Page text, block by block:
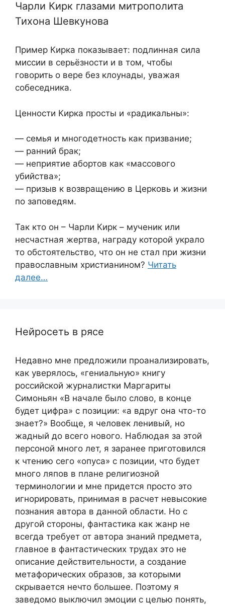
Чарли Кирк глазами митрополита
Тихона Шевкунова
Пример Кирка показывает: подлинная сила
миссии в серьёзности и в том, чтобы
говорить о вере без клоунады, уважая
собеседника.
Ценности Кирка просты и «радикальны»:
— семья и многодетность как призвание;
— ранний брак;
— неприятие абортов как «массового
убийства»;
— призыв к возвращению в Церковь и жизни
по заповедям.
Так кто он – Чарли Кирк – мученик или
несчастная жертва, награду которой украло
то обстоятельство, что он не стал при жизни
православным христианином? Читать
далее…
Нейросеть в рясе
Недавно мне предложили проанализировать,
как уверялось, «гениальную» книгу
российской журналистки Маргариты
Симоньян «В начале было слово, в конце
будет цифра» с позиции: «а вдруг она что-то
знает?» Вообще, я человек ленивый, но
жадный до всего нового. Наблюдая за этой
персоной много лет, я заранее приготовился
к чтению сего «опуса» с позиции, что будет
много ляпов в плане религиозной
терминологии и мне придется просто это
игнорировать, принимая в расчет невысокие
познания автора в данной области. Но с
другой стороны, фантастика как жанр не
всегда требует от автора знаний предмета,
главное в фантастических трудах это не
описание действительности, а создание
метафорических образов, за которыми
скрывается нечто большее. Поэтому я
заведомо выключил эмоции с целью понять,